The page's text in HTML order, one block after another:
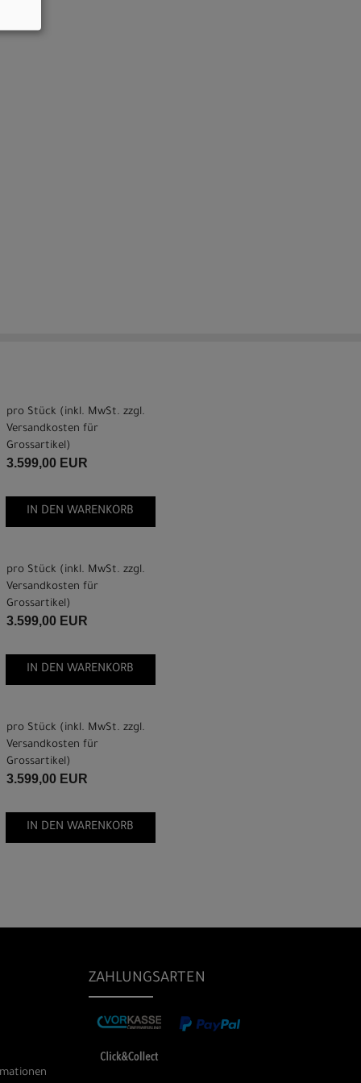
pro Stück (inkl. MwSt. zzgl.
Versandkosten für
Grossartikel )
3.599,00 EUR
IN DEN WARENKORB
pro Stück (inkl. MwSt. zzgl.
Versandkosten für
Grossartikel )
3.599,00 EUR
IN DEN WARENKORB
pro Stück (inkl. MwSt. zzgl.
Versandkosten für
Grossartikel )
3.599,00 EUR
IN DEN WARENKORB
ZAHLUNGSARTEN